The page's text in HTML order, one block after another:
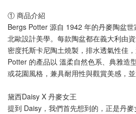
① 商品介紹
Bergs Potter 源自 1942 年的丹麥陶盆
北歐設計美學。每款陶盆都在義大利由
密度托斯卡尼陶土燒製，排水透氣性佳
Potter 的產品以 溫柔自然色系、典雅造
或花園風格，兼具耐用性與觀賞美感，
黛西Daisy X 丹麥女王
提到 Daisy，我們首先想到的，正是丹